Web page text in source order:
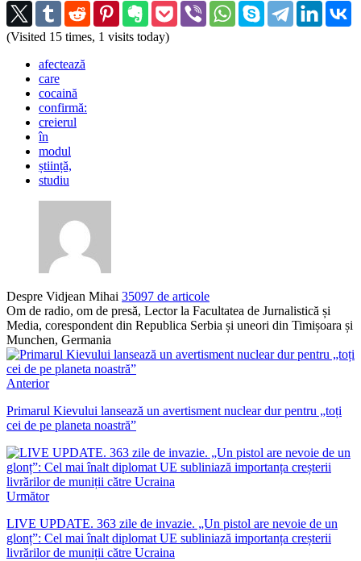
(Visited 15 times, 1 visits today)
afectează
care
cocaină
confirmă:
creierul
în
modul
știință,
studiu
Despre Vidjean Mihai 35097 de articole
Om de radio, om de presă, Lector la Facultatea de Jurnalistică și
Media, corespondent din Republica Serbia și uneori din Timișoara și
Munchen, Germania
Anterior
Primarul Kievului lansează un avertisment nuclear dur pentru „toți
cei de pe planeta noastră”
Următor
LIVE UPDATE. 363 zile de invazie. „Un pistol are nevoie de un
glonț”: Cel mai înalt diplomat UE subliniază importanța creșterii
livrărilor de muniții către Ucraina